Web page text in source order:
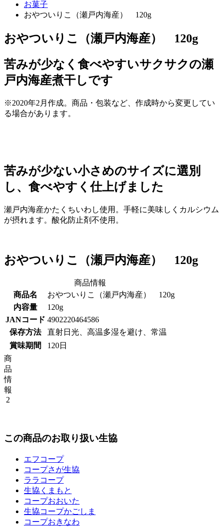
お菓子
おやついりこ（瀬戸内海産） 120g
おやついりこ（瀬戸内海産） 120g
苦みが少なく食べやすいサクサクの瀬
戸内海産煮干しです
※2020年2月作成。商品・包装など、作成時から変更してい
る場合があります。
苦みが少ない小さめのサイズに選別
し、食べやすく仕上げました
瀬戸内海産かたくちいわし使用。手軽に美味しくカルシウム
が摂れます。酸化防止剤不使用。
おやついりこ（瀬戸内海産） 120g
商品情報
商品名
おやついりこ（瀬戸内海産） 120g
内容量
120g
JANコード 4902220464586
保存方法
直射日光、高温多湿を避け、常温
賞味期間
120日
商
品
情
報
2
この商品のお取り扱い生協
エフコープ
コープさが生協
ララコープ
生協くまもと
コープおおいた
生協コープかごしま
コープおきなわ